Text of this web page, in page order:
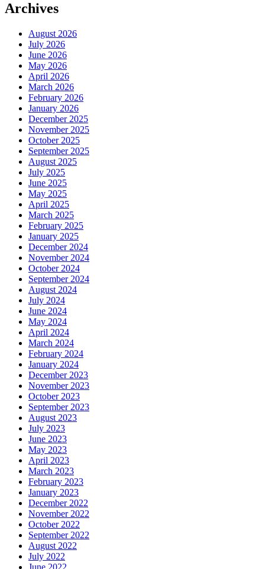
Archives
August 2026
July 2026
June 2026
May 2026
April 2026
March 2026
February 2026
January 2026
December 2025
November 2025
October 2025
September 2025
August 2025
July 2025
June 2025
May 2025
April 2025
March 2025
February 2025
January 2025
December 2024
November 2024
October 2024
September 2024
August 2024
July 2024
June 2024
May 2024
April 2024
March 2024
February 2024
January 2024
December 2023
November 2023
October 2023
September 2023
August 2023
July 2023
June 2023
May 2023
April 2023
March 2023
February 2023
January 2023
December 2022
November 2022
October 2022
September 2022
August 2022
July 2022